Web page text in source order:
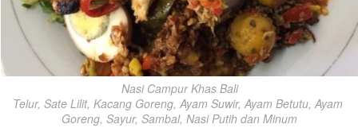
Nasi Campur Khas Bali
Telur, Sate Lilit, Kacang Goreng, Ayam Suwir, Ayam Betutu, Ayam
Goreng, Sayur, Sambal, Nasi Putih dan Minum